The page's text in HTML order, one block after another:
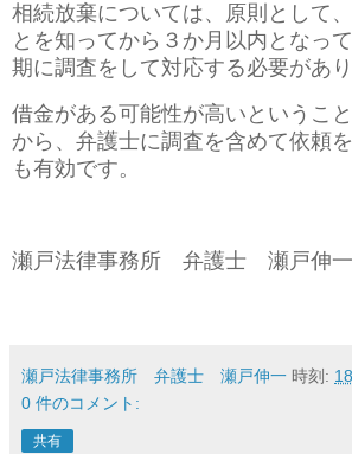
相続放棄については、原則として
とを知ってから３か月以内となっ
期に調査をして対応する必要があり
借金がある可能性が高いというこ
から、弁護士に調査を含めて依頼
も有効です。
瀬戸法律事務所 弁護士 瀬戸伸一
瀬戸法律事務所 弁護士 瀬戸伸一 時刻:
0 件のコメント:
共有